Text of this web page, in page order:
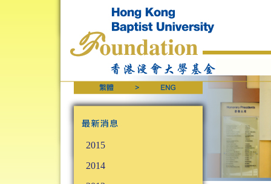
2015
2014